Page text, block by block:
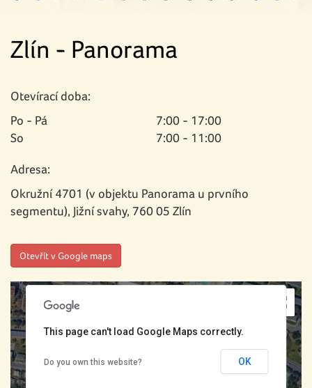
Zlín - Panorama
Otevírací doba:
Po - Pá
7:00 - 17:00
So
7:00 - 11:00
Adresa:
Okružní 4701 (v objektu Panorama u prvního
segmentu), Jižní svahy, 760 05 Zlín
Otevřít v Google maps
purposes only
This page can't load Google Maps correctly.
Do you own this website? OK